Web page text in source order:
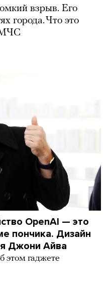
взрыв. Его
города. Что это
МЧС
OpenAI — это
пончика. Дизайн
Джони Айва
этом гаджете